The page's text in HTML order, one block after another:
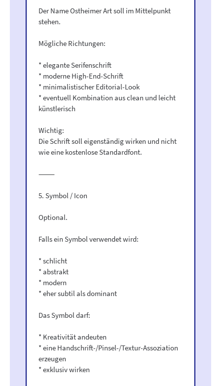
Der Name Ostheimer Art soll im Mittelpunkt
stehen.
Mögliche Richtungen:
* elegante Serifenschrift
* moderne High-End-Schrift
* minimalistischer Editorial-Look
* eventuell Kombination aus clean und leicht
künstlerisch
Wichtig:
Die Schrift soll eigenständig wirken und nicht
wie eine kostenlose Standardfont.
⸻
5. Symbol / Icon
Optional.
Falls ein Symbol verwendet wird:
* schlicht
* abstrakt
* modern
* eher subtil als dominant
Das Symbol darf:
* Kreativität andeuten
* eine Handschrift-/Pinsel-/Textur-Assoziation
erzeugen
* exklusiv wirken